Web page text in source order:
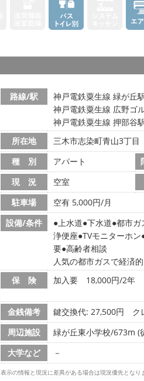
路線/駅
神戸電鉄粟生線 緑が丘
神戸電鉄粟生線 広野ゴ
神戸電鉄粟生線 押部谷
所在地
三木市志染町青山3丁目
種 別
アパート
現 況
空室
駐車場
空有 5,000円/月
設備/条件
上水道 下水道 都市ガ
浄便座 TVモニターホン
要 高齢者相談
人気の都市ガスで経済
保 険
加入要 18,000円/2年
金銭備考
鍵交換代: 27,500円
ク
周辺施設
緑が丘東小学校/673m (
大学など
－
表示の情報と現況に差異がある場合は現況優先となり